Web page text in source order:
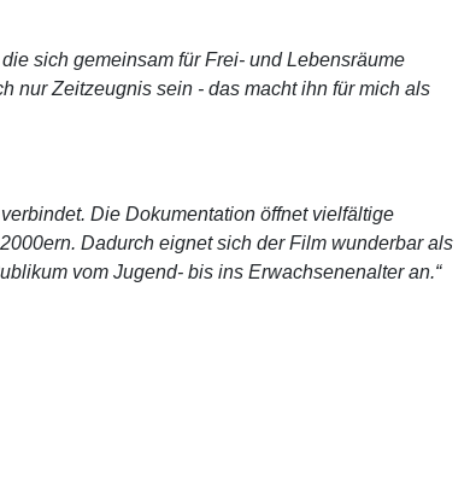
sich gemeinsam für Frei- und Lebensräume
nur Zeitzeugnis sein - das macht ihn für mich als
Die Dokumentation öffnet vielfältige
Dadurch eignet sich der Film wunderbar als
vom Jugend- bis ins Erwachsenenalter an.“